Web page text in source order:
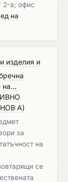
2-а; офис
на
изделия и
на...
А)
за
на
се